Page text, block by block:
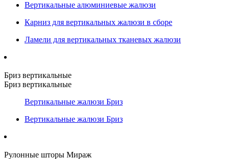
Вертикальные алюминиевые жалюзи
Карниз для вертикальных жалюзи в сборе
Ламели для вертикальных тканевых жалюзи
Бриз вертикальные
Бриз вертикальные
Вертикальные жалюзи Бриз
Вертикальные жалюзи Бриз
Рулонные шторы Мираж